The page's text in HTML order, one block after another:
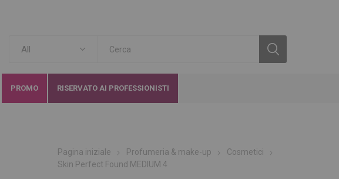
PROMO RISERVATO AI PROFESSIONISTI
Pagina iniziale Profumeria & make-up
Cosmetici
Skin Perfect Found MEDIUM 4